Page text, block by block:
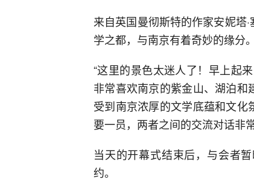
来自英国曼彻斯特的作家安妮塔
学之都，与南京有着奇妙的缘分。
“这里的景色太迷人了！早上起
非常喜欢南京的紫金山、湖泊
受到南京浓厚的文学底蕴和文
要一员，两者之间的交流对话非
当天的开幕式结束后，与会者
约。